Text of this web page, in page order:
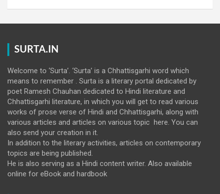
SURTA.IN
Welcome to ‘Surta’. ‘Surta’ is a Chhattisgarhi word which
means to remember . Surta is a literary portal dedicated by
poet Ramesh Chauhan dedicated to Hindi literature and
Chhattisgarhi literature, in which you will get to read various
works of prose verse of Hindi and Chhattisgarhi, along with
various articles and articles on various topic here. You can
also send your creation in it.
In addition to the literary activities, articles on contemporary
topics are being published.
He is also serving as a Hindi content writer. Also available
online for eBook and hardbook